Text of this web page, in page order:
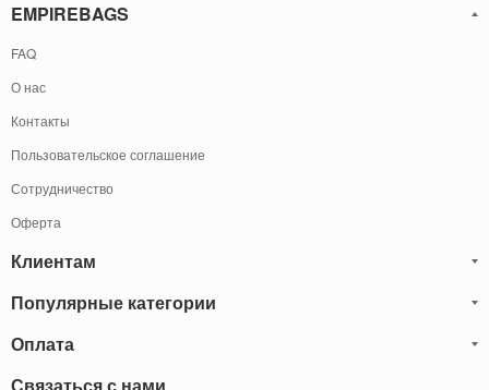
EMPIREBAGS
FAQ
О нас
Контакты
Пользовательское соглашение
Сотрудничество
Оферта
Клиентам
Блог
Обмен и Возврат
Популярные категории
Мужские кожаные сумки
Саквояжи
Оплата
Оплату товаров можно